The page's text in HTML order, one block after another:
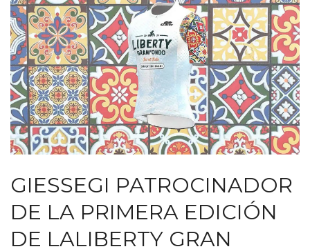
GIESSEGI PATROCINADOR
DE LA PRIMERA EDICIÓN
DE LALIBERTY GRAN